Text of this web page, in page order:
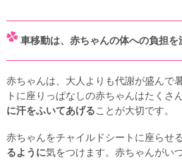
車移動は、赤ちゃんの体への負担を
赤ちゃんは、大人よりも代謝が盛んで
トに座りっぱなしの赤ちゃんはたくさ
に汗をふいてあげることが大切です。
赤ちゃんをチャイルドシートに座らせる
るように気をつけます。赤ちゃんがい